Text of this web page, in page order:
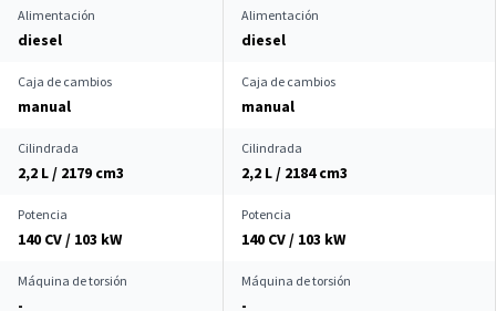
Alimentación
diesel
Alimentación
diesel
Caja de cambios
manual
Caja de cambios
manual
Cilindrada
2,2 L / 2179 cm3
Cilindrada
2,2 L / 2184 cm3
Potencia
140 CV / 103 kW
Potencia
140 CV / 103 kW
Máquina de torsión
-
Máquina de torsión
-